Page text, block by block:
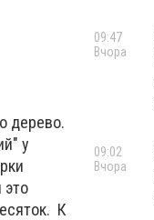
дерево.
у
это
К
09:47
Вчора
09:02
Вчора